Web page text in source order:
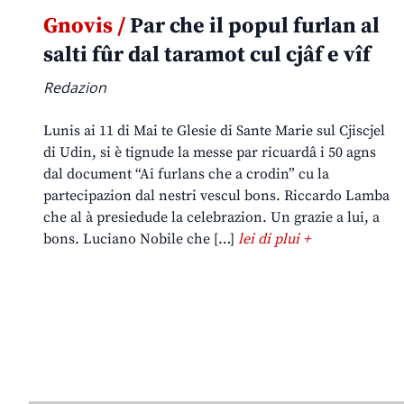
Gnovis /Par che il popul furlan al
salti fûr dal taramot cul cjâf e vîf
Redazion
Lunis ai 11 di Mai te Glesie di Sante Marie sul Cjiscjel
di Udin, si è tignude la messe par ricuardâ i 50 agns
dal document “Ai furlans che a crodin” cu la
partecipazion dal nestri vescul bons. Riccardo Lamba
che al à presiedude la celebrazion. Un grazie a lui, a
bons. Luciano Nobile che […] lei di plui +